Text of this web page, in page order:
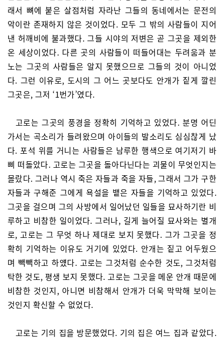
래서 뼈에 붙은 살점처럼 자라난 그들의 동네에서는 문전의
악이란 존재하지 않은 것이었다. 모두 그 밖의 사람들이 지어
낸 허깨비에 불과했다. 그들 시야의 저변은 곧 그곳을 제외한
온 세상이었다. 다른 곳의 사람들이 떠들어대는 두려움과 분
노는 그곳의 사람들은 알지 못했으므로 그들의 것이 아니었
다. 그런 이유로, 도시의 그 어느 곳보다도 안개가 짙게 깔린
그곳은, 그저 ‘1번가’였다.
고로는 그곳의 풍경을 정확히 기억하고 있었다. 분명 어딘
가서는 곡소리가 들려왔으며 아이들의 발소리도 심심찮게 났
다. 포석 위를 거니는 사람들은 남루한 행색으로 여기저기 바
삐 떠돌았다. 고로는 그곳을 돌아다닌다는 괴물이 무엇인지는
몰랐다. 그러나 역시 죽은 자들과 죽을 자들, 그래서 그가 구한
자들과 구해준 그에게 욕설을 뱉은 자들을 기억하고 있었다.
그곳을 걸으며 그의 사방에서 일어났던 일들을 묘사하기란 비
루하고 비참한 일이었다. 그러나, 길게 늘어질 묘사와는 별개
로, 고로는 그 무엇 하나 제대로 보지 못했다. 그가 그곳을 정
확히 기억하는 이유도 거기에 있었다. 안개는 짙고 어두웠으
며 빽빽하고 하얬다. 고로는 그것처럼 순수한 것도, 그것처럼
탁한 것도, 평생 보지 못했다. 고로는 그곳을 메운 안개 때문에
비참한 것인지, 아니면 비참해서 안개가 더욱 막막해 보이는
것인지 확신할 수 없었다.
고로는 기의 집을 방문했었다. 기의 집은 여느 집과 같았다.